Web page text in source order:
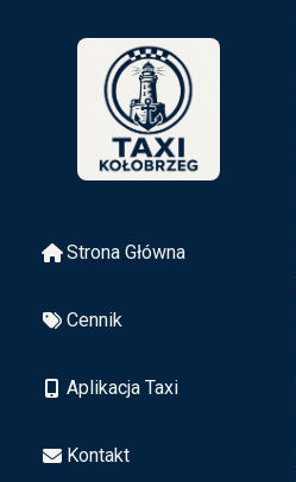
Strona Główna
Cennik
Aplikacja Taxi
Kontakt